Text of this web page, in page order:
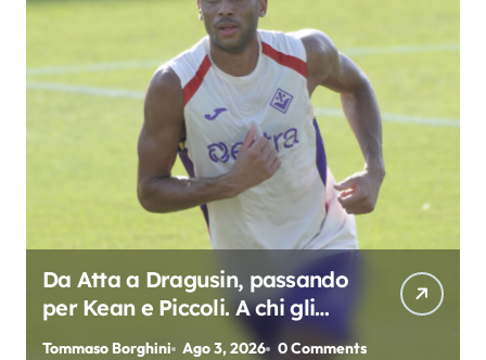
Da Atta a Dragusin, passando
per Kean e Piccoli. A chi gli
oscar del precampionato?
Tommaso Borghini Ago 3, 2026 0 Comments